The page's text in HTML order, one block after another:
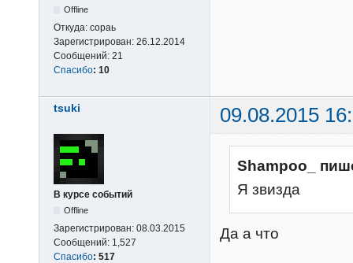
Offline
Откуда: сораь
Зарегистрирован: 26.12.2014
Сообщений: 21
Спасибо: 10
tsuki 09.08.2015
В курсе событий
Offline
Зарегистрирован: 08.03.2015
Сообщений: 1,527
Спасибо: 517
Shampoo_
Я звизда
Да а что